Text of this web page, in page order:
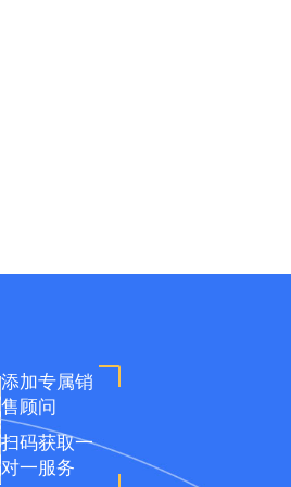
添加专属销
售顾问
扫码获取一
对一服务